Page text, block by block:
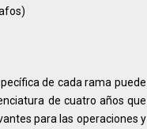
de cada rama puede
de cuatro años que
para las operaciones y